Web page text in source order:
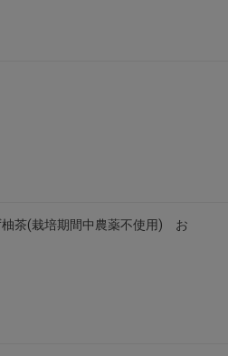
(栽培期間中農薬不使用) お